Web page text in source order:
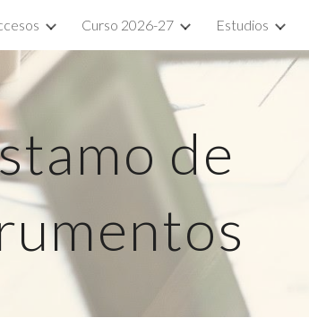
Skip to navigation
Curso 2026-27 Estudios
de